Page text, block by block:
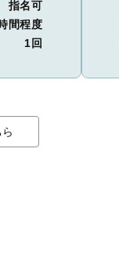
指名可
間程度
1回